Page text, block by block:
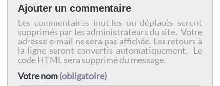
Ajouter un commentaire
Les commentaires inutiles ou déplacés seront
supprimés par les administrateurs du site. Votre
adresse e-mail ne sera pas affichée. Les retours à
la ligne seront convertis automatiquement. Le
code HTML sera supprimé du message.
Votre nom(obligatoire)